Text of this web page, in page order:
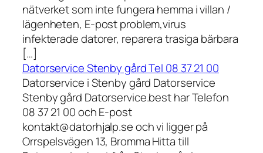
nätverket som inte fungera hemma i villan /
lägenheten, E-post problem,virus
infekterade datorer, reparera trasiga bärbara
[…]
Datorservice Stenby gård Tel 08 37 21 00
Datorservice i Stenby gård Datorservice
Stenby gård Datorservice.best har Telefon
08 37 21 00 och E-post
kontakt@datorhjalp.se och vi ligger på
Orrspelsvägen 13, Bromma Hitta till